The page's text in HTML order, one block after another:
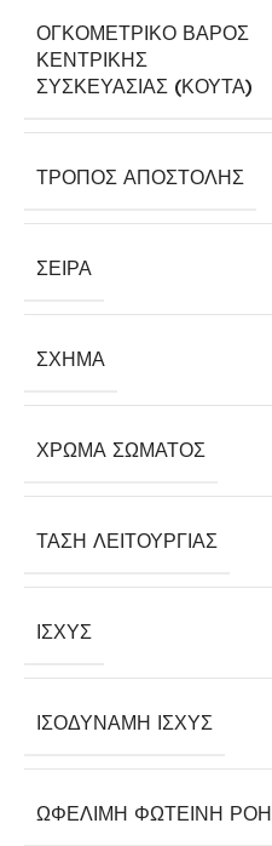
ΟΓΚΟΜΕΤΡΙΚΌ ΒΆΡΟΣ
ΚΕΝΤΡΙΚΉΣ
ΣΥΣΚΕΥΑΣΊΑΣ (ΚΟΎΤΑ)
ΤΡΌΠΟΣ ΑΠΟΣΤΟΛΉΣ
ΣΕΙΡΆ
ΣΧΉΜΑ
ΧΡΏΜΑ ΣΏΜΑΤΟΣ
ΤΆΣΗ ΛΕΙΤΟΥΡΓΊΑΣ
ΙΣΧΎΣ
ΙΣΟΔΎΝΑΜΗ ΙΣΧΎΣ
ΩΦΈΛΙΜΗ ΦΩΤΕΙΝΉ ΡΟΉ